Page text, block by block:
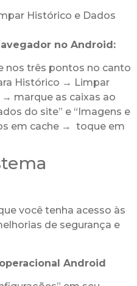
Histórico e Dados
no Android:
nos três pontos no canto
Histórico → Limpar
marque as caixas ao
do site” e “Imagens e
em cache → toque em
você tenha acesso às
de segurança e
Android